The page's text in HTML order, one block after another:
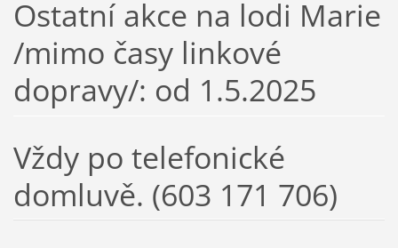
Ostatní akce na lodi Marie
/mimo časy linkové
dopravy/: od 1.5.2025
Vždy po telefonické
domluvě. (603 171 706)